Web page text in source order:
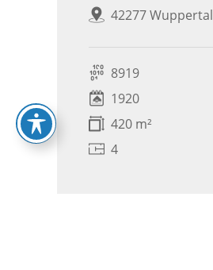
42277 Wuppertal
8919
1920
420 m²
4